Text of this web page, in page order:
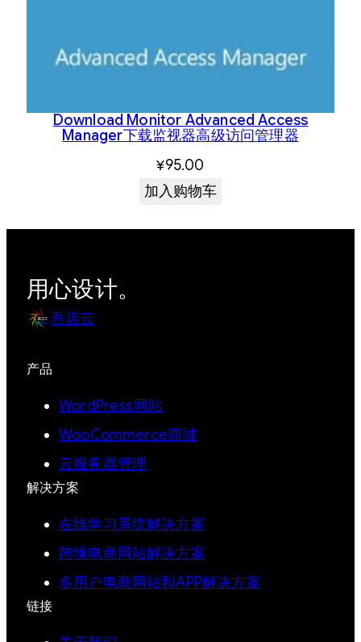
Download Monitor Advanced Access
Manager下载监视器高级访问管理器
¥95.00
加入购物车
用心设计。
吾店云
产品
WordPress网站
WooCommerce商城
云服务器管理
解决方案
在线学习系统解决方案
跨境电商网站解决方案
多用户电商网站和APP解决方案
链接